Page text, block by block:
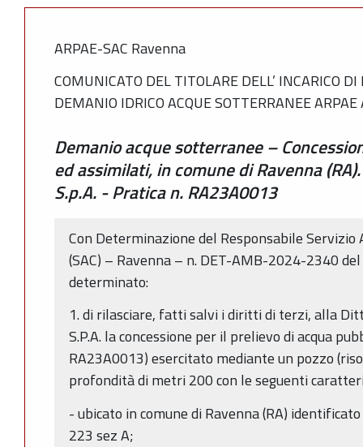
ARPAE-SAC Ravenna
COMUNICATO DEL TITOLARE DELL’ INCARICO
DEMANIO IDRICO ACQUE SOTTERRANEE
Demanio acque sotterranee –
ed assimilati, in comune di Ravenna
S.p.A. - Pratica n. RA23A0013
Con Determinazione del Responsabile Servizio
(SAC) – Ravenna – n. DET-AMB-2024-2340
determinato:
1. di rilasciare, fatti salvi i diritti di terzi, alla
S.P.A. la concessione per il prelievo di acqua
RA23A0013) esercitato mediante un pozzo
profondità di metri 200 con le seguenti
- ubicato in comune di Ravenna (RA)
223 sez A;